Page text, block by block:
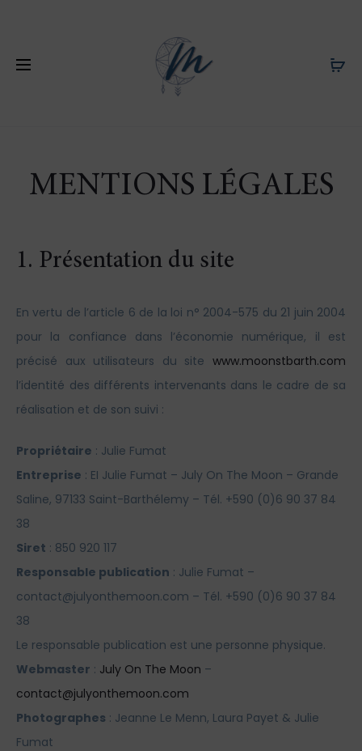
MENTIONS LÉGALES
1. Présentation du site
En vertu de l’article 6 de la loi n° 2004-575 du 21 juin 2004
pour la confiance dans l’économie numérique, il est
précisé aux utilisateurs du site www.moonstbarth.com
l’identité des différents intervenants dans le cadre de sa
réalisation et de son suivi :
Propriétaire : Julie Fumat
Entreprise : EI Julie Fumat – July On The Moon – Grande
Saline, 97133 Saint-Barthélemy – Tél. +590 (0)6 90 37 84
38
Siret : 850 920 117
Responsable publication : Julie Fumat –
contact@julyonthemoon.com – Tél. +590 (0)6 90 37 84
38
Le responsable publication est une personne physique.
Webmaster : July On The Moon –
contact@julyonthemoon.com
Photographes : Jeanne Le Menn, Laura Payet & Julie
Fumat